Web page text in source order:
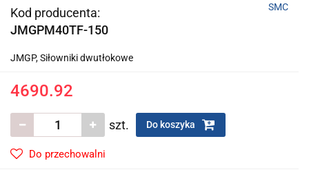
Kod producenta:
JMGPM40TF-150
SMC
JMGP, Siłowniki dwutłokowe
4690.92
szt. Do koszyka
Do przechowalni